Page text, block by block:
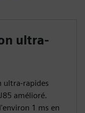
ultra-
ultra-rapides
amélioré.
1 ms en